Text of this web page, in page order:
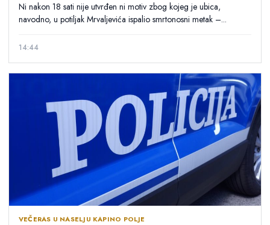
Ni nakon 18 sati nije utvrđen ni motiv zbog kojeg je ubica,
navodno, u potiljak Mrvaljevića ispalio smrtonosni metak –...
14:44
VEČERAS U NASELJU KAPINO POLJE